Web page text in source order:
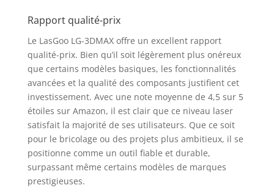
3DMAX, 2 batteries
lithium-ion
rechargeables, un
adaptateur de support
de réglage fin, des
lunettes
d'amélioration du
laser vert, une plaque
de cible laser, un
câble Type-C, un
manuel d'utilisation et
Rapport qualité-prix
Le LasGoo LG-3DMAX offre un excellent rapport
qualité-prix. Bien qu’il soit légèrement plus onéreux
que certains modèles basiques, les fonctionnalités
avancées et la qualité des composants justifient cet
investissement. Avec une note moyenne de 4,5 sur 5
étoiles sur Amazon, il est clair que ce niveau laser
satisfait la majorité de ses utilisateurs. Que ce soit
pour le bricolage ou des projets plus ambitieux, il se
positionne comme un outil fiable et durable,
surpassant même certains modèles de marques
prestigieuses.